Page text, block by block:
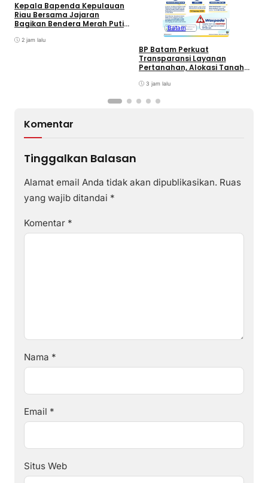
Kepala Bapenda Kepulauan
Riau Bersama Jajaran
Bagikan Bendera Merah Putih
Bermotor di Kantor Samsat
2 jam lalu
Batam
BP Batam Perkuat
Transparansi Layanan
Pertanahan, Alokasi Tanah
LMS3 jam lalu
Komentar
Tinggalkan Balasan
Alamat email Anda tidak akan dipublikasikan. Ruas
yang wajib ditandai *
Komentar *
Nama *
Email *
Situs Web